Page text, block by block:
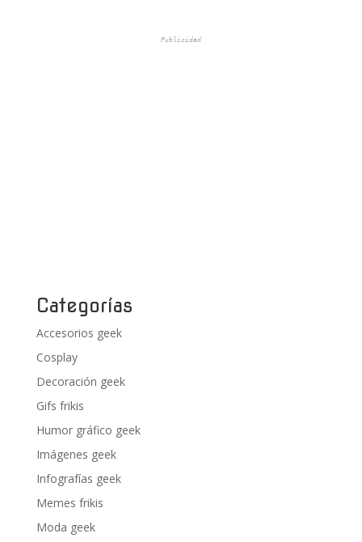
Publicidad
Categorías
Accesorios geek
Cosplay
Decoración geek
Gifs frikis
Humor gráfico geek
Imágenes geek
Infografías geek
Memes frikis
Moda geek